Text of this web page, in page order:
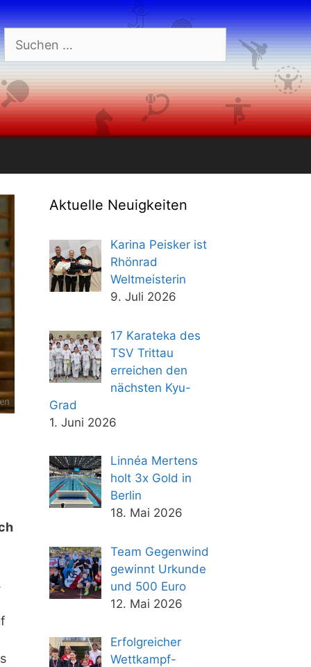
Suchen
nach:
Aktuelle Neuigkeiten
Karina Peisker ist
Rhönrad
Weltmeisterin
9. Juli 2026
17 Karateka des
TSV Trittau
erreichen den
nächsten Kyu-
Grad
1. Juni 2026
Linnéa Mertens
holt 3x Gold in
Berlin
18. Mai 2026
Team Gegenwind
gewinnt Urkunde
und 500 Euro
12. Mai 2026
Erfolgreicher
Wettkampf-